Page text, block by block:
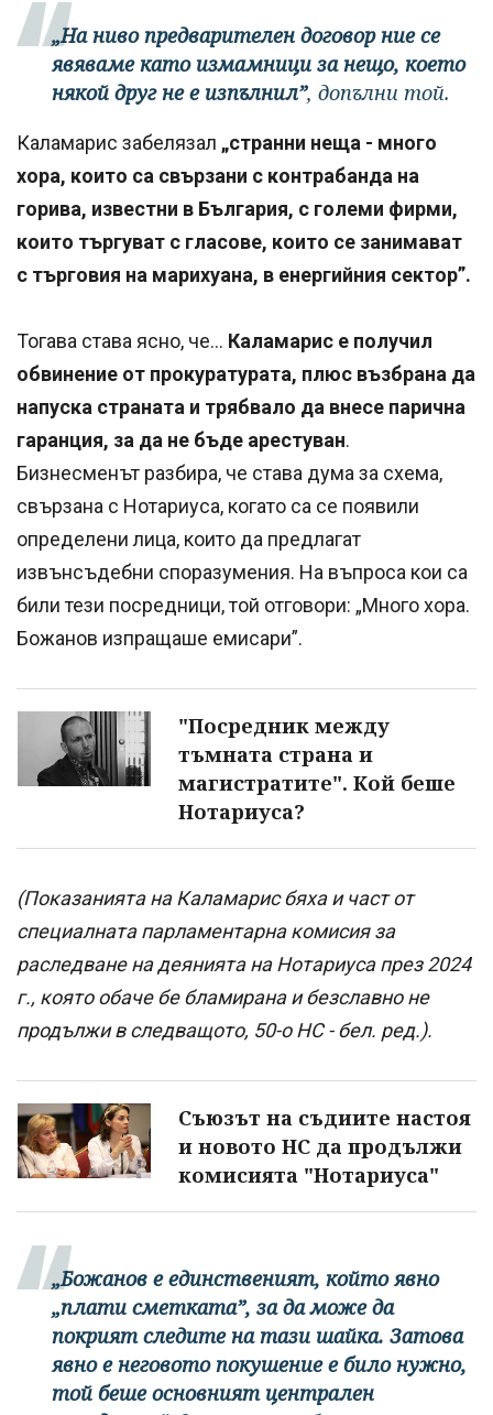
„На ниво предварителен договор ние се
явяваме като измамници за нещо, което
някой друг не е изпълнил”, допълни той.
Каламарис забелязал „странни неща - много
хора, които са свързани с контрабанда на
горива, известни в България, с големи фирми,
които търгуват с гласове, които се занимават
с търговия на марихуана, в енергийния сектор”.
Тогава става ясно, че... Каламарис е получил
обвинение от прокуратурата, плюс възбрана да
напуска страната и трябвало да внесе парична
гаранция, за да не бъде арестуван.
Бизнесменът разбира, че става дума за схема,
свързана с Нотариуса, когато са се появили
определени лица, които да предлагат
извънсъдебни споразумения. На въпроса кои са
били тези посредници, той отговори: „Много хора.
Божанов изпращаше емисари”.
"Посредник между
тъмната страна и
магистратите". Кой беше
Нотариуса?
(Показанията на Каламарис бяха и част от
специалната парламентарна комисия за
раследване на деянията на Нотариуса през 2024
г., която обаче бе бламирана и безславно не
продължи в следващото, 50-о НС - бел. ред.).
Съюзът на съдиите настоя
и новото НС да продължи
комисията "Нотариуса"
„Божанов е единственият, който явно
„плати сметката”, за да може да
покрият следите на тази шайка. Затова
явно е неговото покушение е било нужно,
той беше основният централен